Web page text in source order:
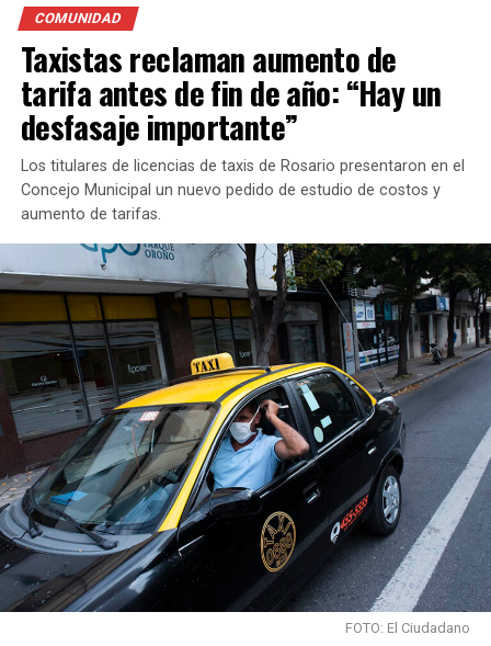
COMUNIDAD
Taxistas reclaman aumento de
tarifa antes de fin de año: “Hay un
desfasaje importante”
Los titulares de licencias de taxis de Rosario presentaron en el
Concejo Municipal un nuevo pedido de estudio de costos y
aumento de tarifas.
FOTO: El Ciudadano